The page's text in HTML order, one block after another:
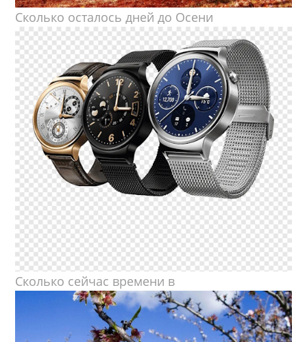
Сколько осталось дней до Осени
Сколько сейчас времени в